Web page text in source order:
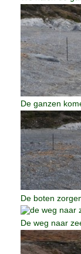
De ganzen
De boten
De weg naar